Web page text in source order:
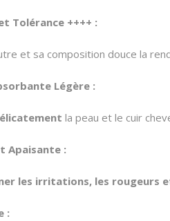
Tolérance ++++ :
et sa composition douce la
Légère :
la peau et le cuir
Apaisante :
les irritations, les rougeurs
: